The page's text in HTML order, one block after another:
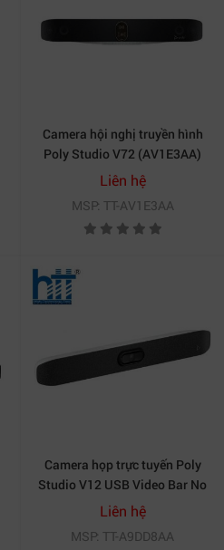
Camera hội nghị truyền hình
Poly Studio V72 (AV1E3AA)
Liên hệ
MSP: TT-AV1E3AA
Camera họp trực tuyến Poly
Studio V12 USB Video Bar No
Power Supply-A9DD8AA
Liên hệ
MSP: TT-A9DD8AA